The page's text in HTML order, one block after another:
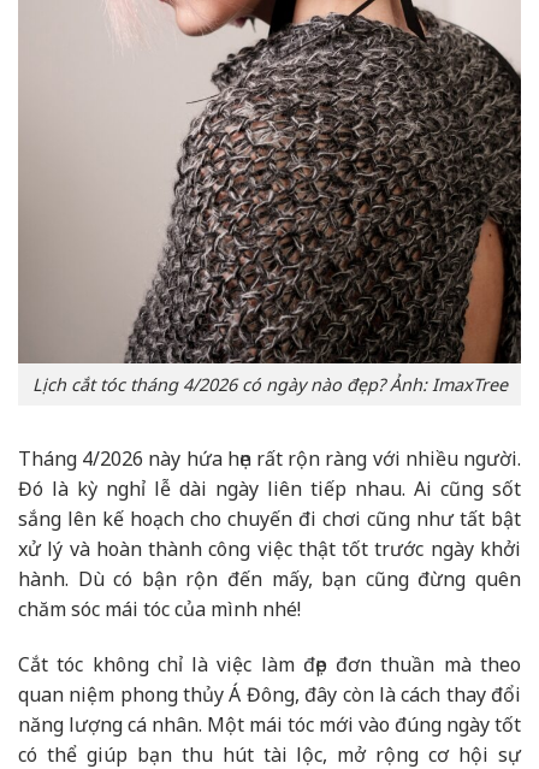
Lịch cắt tóc tháng 4/2026 có ngày nào đẹp? Ảnh: ImaxTree
Tháng 4/2026 này hứa hẹn rất rộn ràng với nhiều người.
Đó là kỳ nghỉ lễ dài ngày liên tiếp nhau. Ai cũng sốt
sắng lên kế hoạch cho chuyến đi chơi cũng như tất bật
xử lý và hoàn thành công việc thật tốt trước ngày khởi
hành. Dù có bận rộn đến mấy, bạn cũng đừng quên
chăm sóc mái tóc của mình nhé!
Cắt tóc không chỉ là việc làm đẹp đơn thuần mà theo
quan niệm phong thủy Á Đông, đây còn là cách thay đổi
năng lượng cá nhân. Một mái tóc mới vào đúng ngày tốt
có thể giúp bạn thu hút tài lộc, mở rộng cơ hội sự